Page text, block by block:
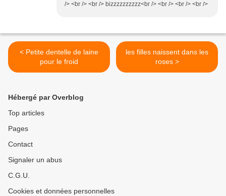
/> <br /> <br /> bizzzzzzzzzz<br /> <br /> <br /> <br />
< Petite dentelle de laine
pour le froid
les filles naissent dans les
roses >
Hébergé par Overblog
Top articles
Pages
Contact
Signaler un abus
C.G.U.
Cookies et données personnelles